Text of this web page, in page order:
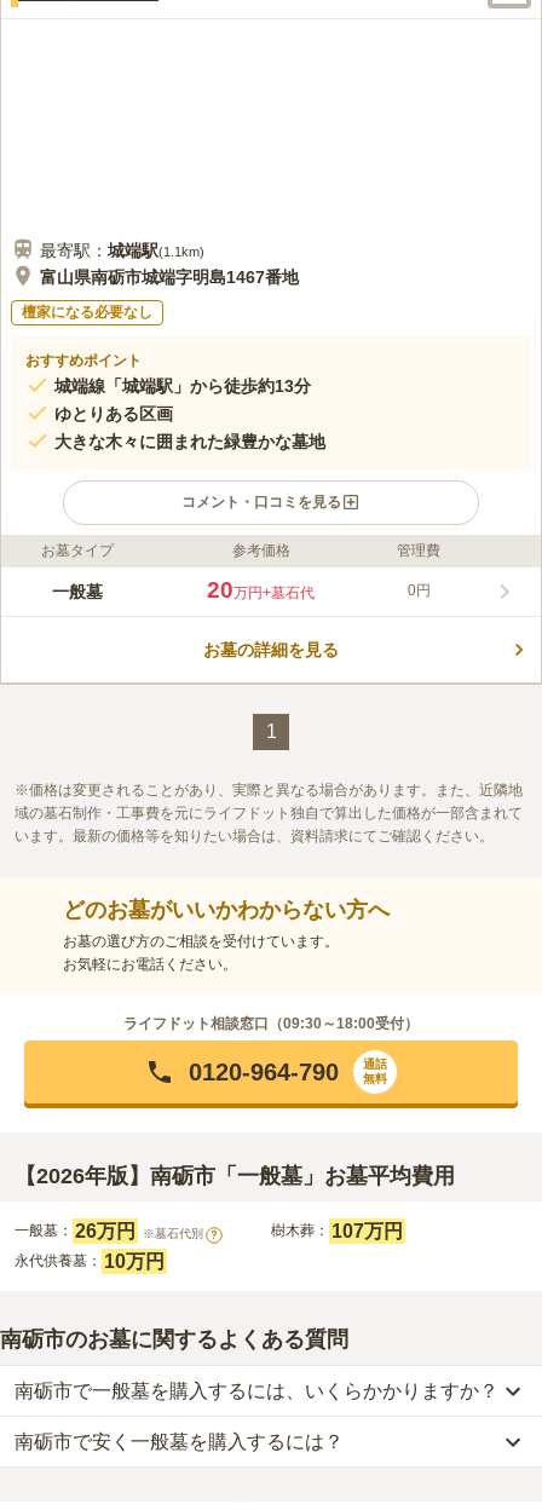
最寄駅： 城端駅(1.1km)
富山県南砺市城端字明島1467番地
檀家になる必要なし
おすすめポイント
城端線「城端駅」から徒歩約13分
ゆとりある区画
大きな木々に囲まれた緑豊かな墓地
コメント・口コミを見る
ライフドット編集部のコメント
宗教不問で利用できる南砺市の市営墓地です。 「南砺市に住所
ば問題ありません。 敷地内には屋根付きの水汲み場を完備して
この霊園はまだ誰からも評価されていません。
お墓タイプ 参考価格 管理費
一般墓 20万円+墓石代 0円
お墓の詳細を見る
1
価格は変更されることがあり、実際と異なる場合があります。また、近隣地
域の墓石制作・工事費を元にライフドット独自で算出した価格が一部含まれて
います。最新の価格等を知りたい場合は、資料請求にてご確認ください。
どのお墓がいいかわからない方へ
お墓の選び方のご相談を受付けています。
お気軽にお電話ください。
ライフドット相談窓口（09:30～18:00受付）
0120-964-790
通話
無料
【2026年版】南砺市「一般墓」お墓平均費用
一般墓： 26万円 ※墓石代別 ? 樹木葬： 107万円
永代供養墓： 10万円
南砺市のお墓に関するよくある質問
南砺市で一般墓を購入するには、いくらかかりますか？
南砺市での購入費用の目安は、一般墓が約176万円
一般墓を建てる場合は、「永代使用料（土地代）」と「墓石代」の
南砺市で安く一般墓を購入するには？